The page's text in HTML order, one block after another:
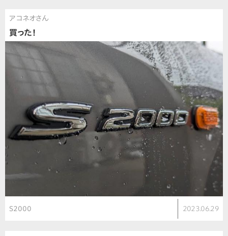
アコネオさん
買った！
S2000 2023.06.29